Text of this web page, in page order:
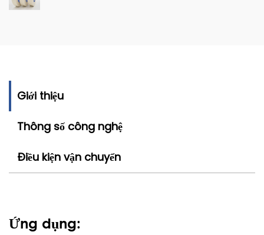
Giới thiệu
Thông số công nghệ
Điều kiện vận chuyển
Ứng dụng: